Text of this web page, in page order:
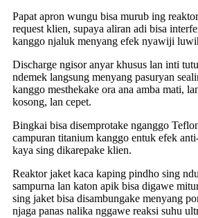
Papat apron wungu bisa murub ing
request klien, supaya aliran adi bisa
kanggo njaluk menyang efek nyawiji
Discharge ngisor anyar khusus lan inti
ndemek langsung menyang pasuryan
kanggo mesthekake ora ana amba mati,
kosong, lan cepet.
Bingkai bisa disemprotake nganggo
campuran titanium kanggo entuk efek
kaya sing dikarepake klien.
Reaktor jaket kaca kaping pindho sing
sampurna lan katon apik bisa digawe
sing jaket bisa disambungake menyang
njaga panas nalika nggawe reaksi suhu